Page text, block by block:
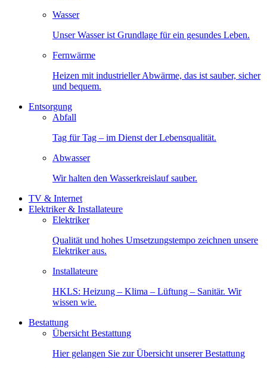
Wasser
Unser Wasser ist Grundlage für ein gesundes Leben.
Fernwärme
Heizen mit industrieller Abwärme, das ist sauber, sicher
und bequem.
Entsorgung
Abfall
Tag für Tag – im Dienst der Lebensqualität.
Abwasser
Wir halten den Wasserkreislauf sauber.
TV & Internet
Elektriker & Installateure
Elektriker
Qualität und hohes Umsetzungstempo zeichnen unsere
Elektriker aus.
Installateure
HKLS: Heizung – Klima – Lüftung – Sanitär. Wir
wissen wie.
Bestattung
Übersicht Bestattung
Hier gelangen Sie zur Übersicht unserer Bestattung